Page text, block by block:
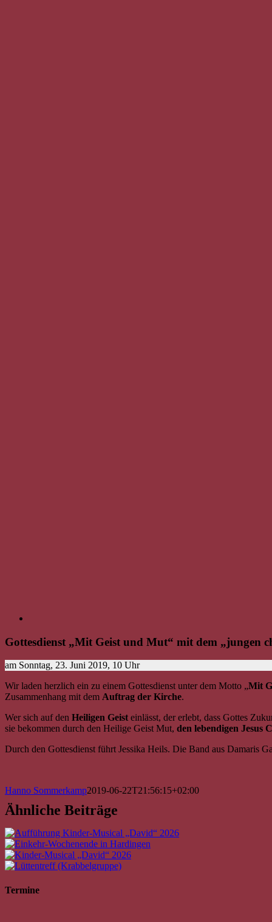
Gottesdienst „Mit Geist und Mut“ mit dem „jungen
am Sonntag, 23. Juni 2019, 10 Uhr
Wir laden herzlich ein zu einem Gottesdienst unter dem Motto „Mit
Zusammenhang mit dem Auftrag der Kirche.
Wer sich auf den Heiligen Geisteinlässt, der erlebt, dass Gottes
sie bekommen durch den Heilige Geist Mut, den lebendigen Jesus
Durch den Gottesdienst führt Jessika Heils. Die Band aus Damaris
Hanno Sommerkamp2019-06-22T21:56:15+02:00
Ähnliche Beiträge
Termine